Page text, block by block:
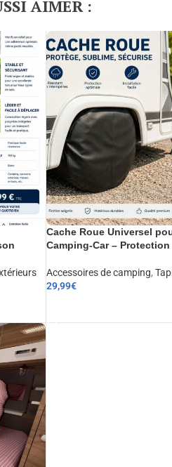
AIMER :​
Cache Roue Universel
Camping-Car – Protection
Accessoires de camping,
29,99€